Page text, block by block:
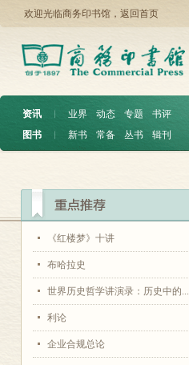
欢迎光临商务印书馆， 返回首页
资讯 ︱ 业界 动态 专题
书评
图书
︱ 新书 常备 丛书 辑刊
《红楼梦》十讲
布哈拉史
世界历史哲学讲演录：历史中的...
利论
企业合规总论